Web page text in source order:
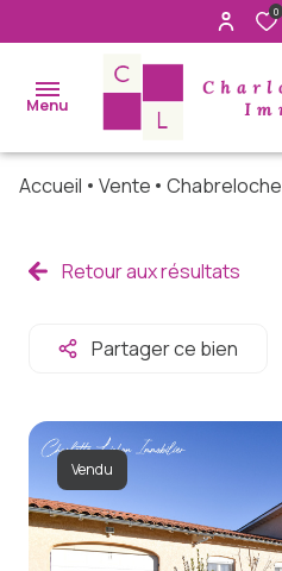
0
Menu
acheter
pro
rechercher
à nos cotés
viager
Accueil Vente Chabreloche
Retour aux résultats
Partager ce bien
Vendu